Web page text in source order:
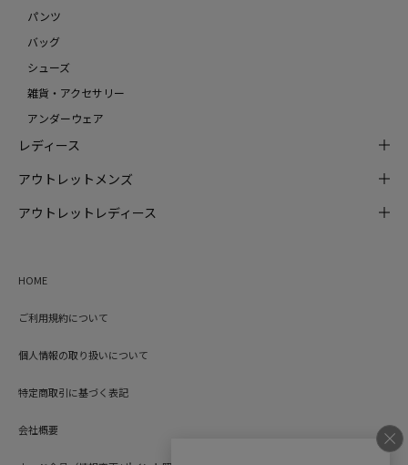
パンツ
バッグ
シューズ
雑貨・アクセサリー
アンダーウェア
レディース
アウトレットメンズ
アウトレットレディース
HOME
ご利用規約について
個人情報の取り扱いについて
特定商取引に基づく表記
会社概要